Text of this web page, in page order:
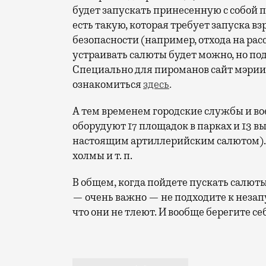
будет запускать принесенную с собой
есть такую, которая требует запуска
безопасности (например, отхода на
устраивать салюты будет можно, но
Специально для пироманов сайт
ознакомитьсяздесь.
А тем временем городские службы и
оборудуют 17 площадок в парках и 13
настоящим артиллерийским
холмы и т. п.
В общем, когда пойдете пускать
— очень важно — не подходите к
что они не тлеют. И вообще берегите